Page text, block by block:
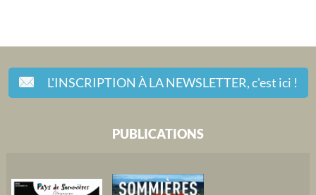
L'INSCRIPTION À LA NEWSLETTER,c'est ici !
PUBLICATIONS